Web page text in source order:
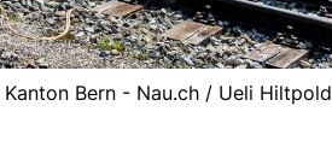
Bern - Nau.ch / Ueli Hiltpold